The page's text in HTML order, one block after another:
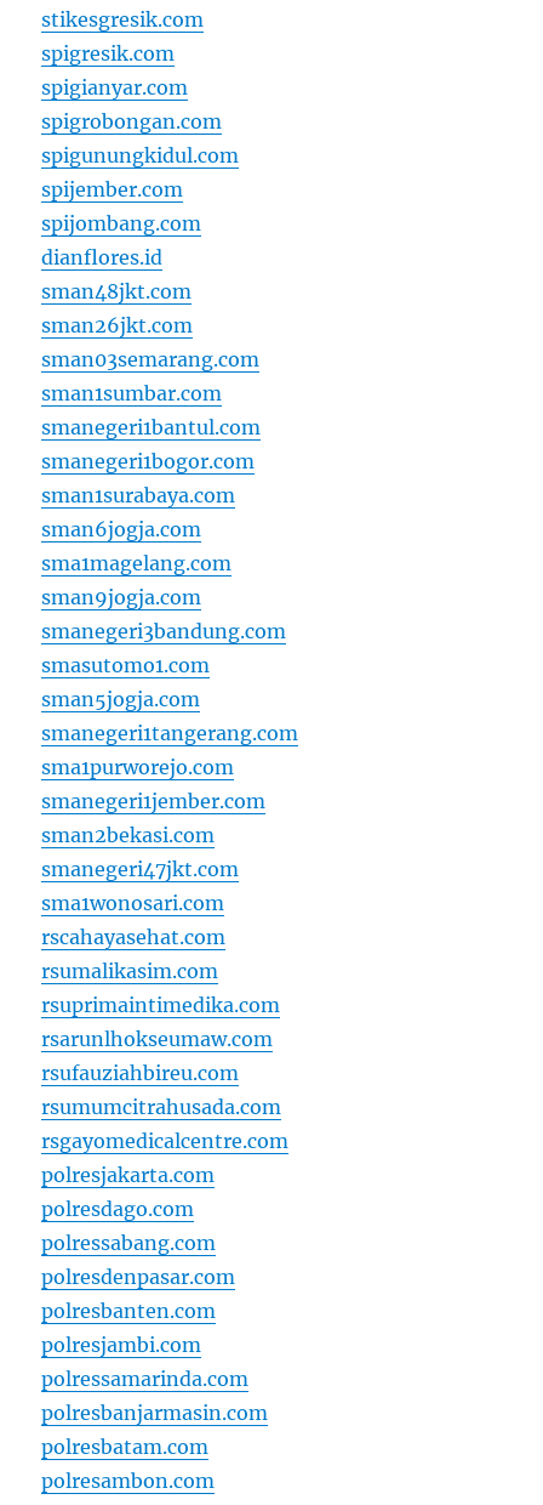
stikesgresik.com
spigresik.com
spigianyar.com
spigrobongan.com
spigunungkidul.com
spijember.com
spijombang.com
dianflores.id
sman48jkt.com
sman26jkt.com
sman03semarang.com
sman1sumbar.com
smanegeri1bantul.com
smanegeri1bogor.com
sman1surabaya.com
sman6jogja.com
sma1magelang.com
sman9jogja.com
smanegeri3bandung.com
smasutomo1.com
sman5jogja.com
smanegeri1tangerang.com
sma1purworejo.com
smanegeri1jember.com
sman2bekasi.com
smanegeri47jkt.com
sma1wonosari.com
rscahayasehat.com
rsumalikasim.com
rsuprimaintimedika.com
rsarunlhokseumaw.com
rsufauziahbireu.com
rsumumcitrahusada.com
rsgayomedicalcentre.com
polresjakarta.com
polresdago.com
polressabang.com
polresdenpasar.com
polresbanten.com
polresjambi.com
polressamarinda.com
polresbanjarmasin.com
polresbatam.com
polresambon.com